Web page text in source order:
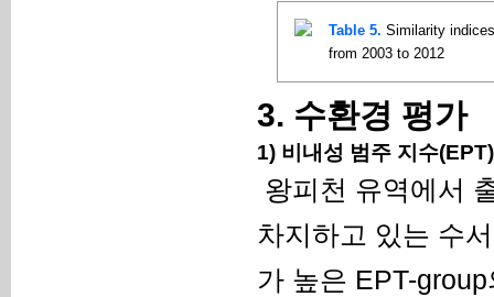
Table 5. Similarity
from 2003 to 2012
3. 수환경 평가
1) 비내성 범주 지수(EPT)
왕피천 유역에서
차지하고 있는 수
가 높은 EPT-